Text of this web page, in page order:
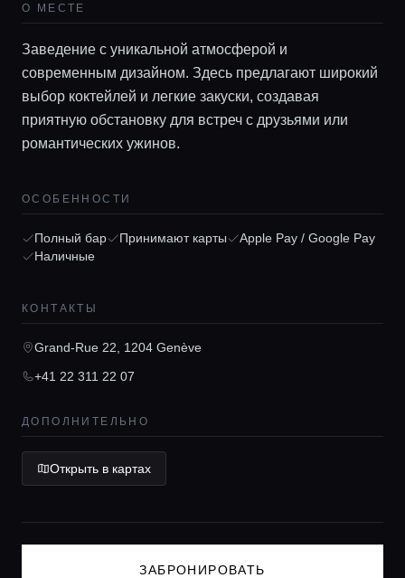
Главная
Локации
Гиды
Консьерж сервис
О МЕСТЕ
Заведение с уникальной атмосферой и
современным дизайном. Здесь предлагают широкий
выбор коктейлей и легкие закуски, создавая
приятную обстановку для встреч с друзьями или
романтических ужинов.
ОСОБЕННОСТИ
Полный бар Принимают карты
Apple Pay / Google Pay
Наличные
КОНТАКТЫ
Grand-Rue 22, 1204 Genève
+41 22 311 22 07
ДОПОЛНИТЕЛЬНО
Открыть в картах
ЗАБРОНИРОВАТЬ